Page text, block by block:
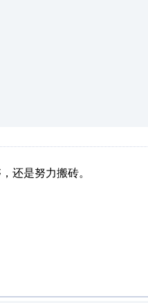
还是努力搬砖。